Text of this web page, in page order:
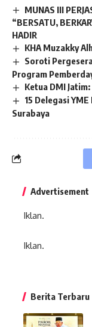
MUNAS III
“BERSATU,
HADIR
KHA Muzakky
Soroti
Program
Ketua DMI
15 Delegasi
Surabaya
Advertisement
Iklan.
Iklan.
Berita Terbaru